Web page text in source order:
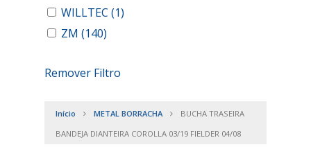
WILLTEC (1)
ZM (140)
Remover Filtro
Início METAL BORRACHA
BUCHA TRASEIRA
BANDEJA DIANTEIRA COROLLA 03/19 FIELDER 04/08